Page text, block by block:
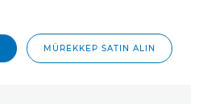
MÜREKKEP SATIN ALIN